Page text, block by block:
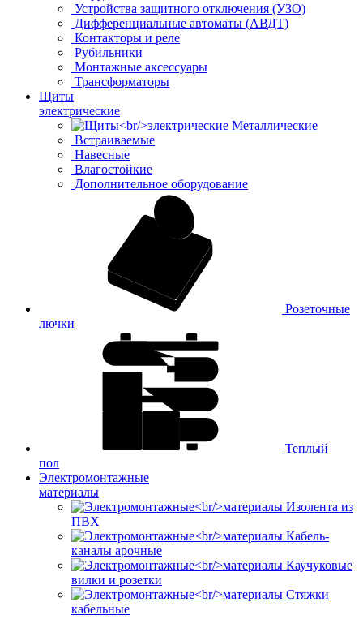
Устройства защитного отключения (УЗО)
Дифференциальные автоматы (АВДТ)
Контакторы и реле
Рубильники
Монтажные аксессуары
Трансформаторы
Щиты
электрические
Металлические
Встраиваемые
Навесные
Влагостойкие
Дополнительное оборудование
Розеточные
лючки
Теплый
пол
Электромонтажные
материалы
Изолента из
ПВХ
Кабель-
каналы арочные
Каучуковые
вилки и розетки
Стяжки
кабельные